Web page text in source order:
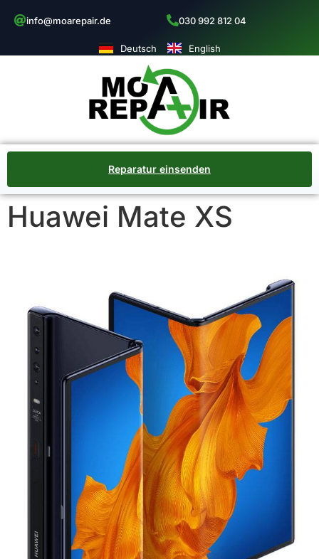
info@moarepair.de 030 992 812 04
Deutsch English
Reparatur einsenden
Huawei Mate XS